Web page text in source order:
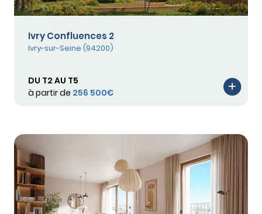
Ivry Confluences 2
Ivry-sur-Seine (94200)
DU T2 AU T5
à partir de 256 500€